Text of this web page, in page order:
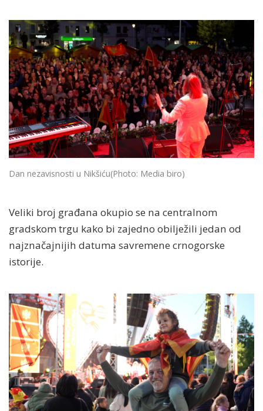
Dan nezavisnosti u Nikšiću(Photo: Media biro)
Veliki broj građana okupio se na centralnom
gradskom trgu kako bi zajedno obilježili jedan od
najznačajnijih datuma savremene crnogorske
istorije.